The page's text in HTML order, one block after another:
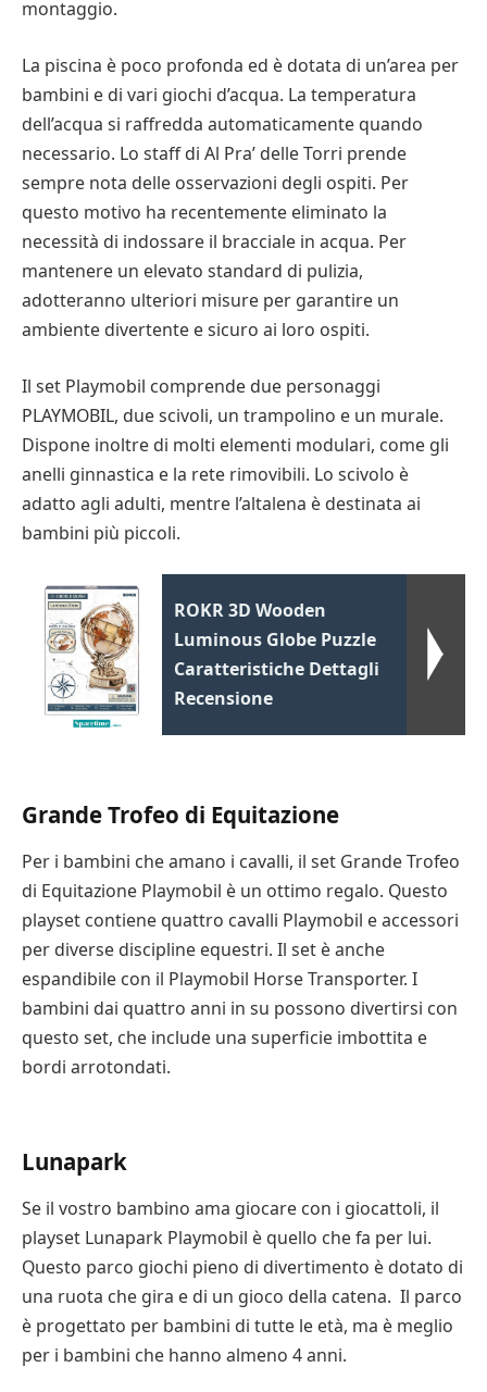
Playmobil è un modo divertente per i bambini di
innumerevoli mondi di gioco con le figure Playmobil.
Le figure sono flessibili e consentono un gioco di
ruolo realistico. Oltre a essere divertenti e
coinvolgenti, aiutano a sviluppare le capacità motorie.
montaggio.
La piscina è poco profonda ed è dotata di un’area per
bambini e di vari giochi d’acqua. La temperatura
dell’acqua si raffredda automaticamente quando
necessario. Lo staff di Al Pra’ delle Torri prende
sempre nota delle osservazioni degli ospiti. Per
questo motivo ha recentemente eliminato la
necessità di indossare il bracciale in acqua. Per
mantenere un elevato standard di pulizia,
adotteranno ulteriori misure per garantire un
ambiente divertente e sicuro ai loro ospiti.
Il set Playmobil comprende due personaggi
PLAYMOBIL, due scivoli, un trampolino e un murale.
Dispone inoltre di molti elementi modulari, come gli
anelli ginnastica e la rete rimovibili. Lo scivolo è
adatto agli adulti, mentre l’altalena è destinata ai
bambini più piccoli.
ROKR 3D Wooden
Luminous Globe Puzzle
Caratteristiche Dettagli
Recensione
Grande Trofeo di Equitazione
Per i bambini che amano i cavalli, il set Grande Trofeo
di Equitazione Playmobil è un ottimo regalo. Questo
playset contiene quattro cavalli Playmobil e accessori
per diverse discipline equestri. Il set è anche
espandibile con il Playmobil Horse Transporter. I
bambini dai quattro anni in su possono divertirsi con
questo set, che include una superficie imbottita e
bordi arrotondati.
Lunapark
Se il vostro bambino ama giocare con i giocattoli, il
playset Lunapark Playmobil è quello che fa per lui.
Questo parco giochi pieno di divertimento è dotato di
una ruota che gira e di un gioco della catena. Il parco
è progettato per bambini di tutte le età, ma è meglio
per i bambini che hanno almeno 4 anni.